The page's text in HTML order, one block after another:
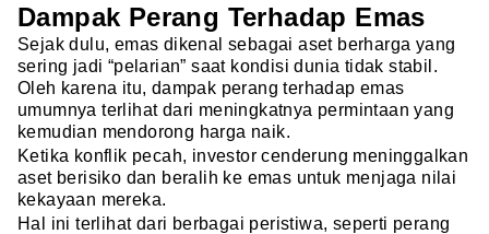
Dampak Perang Terhadap Emas
Sejak dulu, emas dikenal sebagai aset berharga yang
sering jadi “pelarian” saat kondisi dunia tidak stabil.
Oleh karena itu, dampak perang terhadap emas
umumnya terlihat dari meningkatnya permintaan yang
kemudian mendorong harga naik.
Ketika konflik pecah, investor cenderung meninggalkan
aset berisiko dan beralih ke emas untuk menjaga nilai
kekayaan mereka.
Hal ini terlihat dari berbagai peristiwa, seperti perang